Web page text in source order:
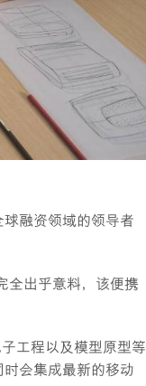
融资领域的领导者
全出乎意料，该便携
工程以及模型原型等
会集成最新的移动